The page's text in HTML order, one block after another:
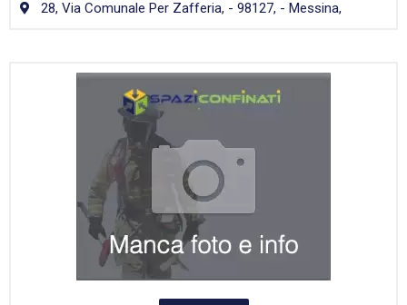
28, Via Comunale Per Zafferia, - 98127, - Messina,